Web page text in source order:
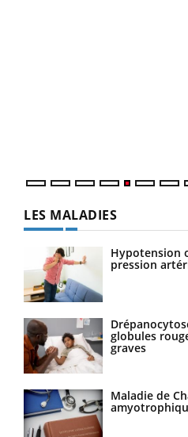
LES MALADIES
Hypotension
pression
globules
graves
Maladie de